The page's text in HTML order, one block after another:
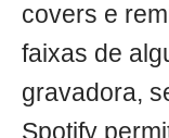
covers e
faixas de
gravadora,
Spotify